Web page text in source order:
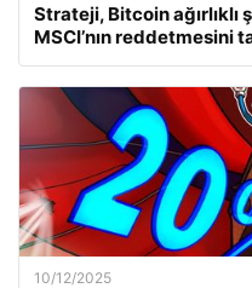
Strateji, Bitcoin
MSCI’nın reddetmesini
10/12/2025